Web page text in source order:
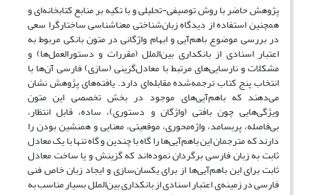
پژوهش حاضر با روش توصیفی-تحلیلی و با تکیه بر منابع کتابخانه‌ای و
همچنین استفاده از دیدگاه زبان‌شناختی معناشناسی ساختارگرا سعی
در بررسی موضوع باهم‌آیی و ابهام واژگانی در متون بانکی مربوط به
اعتبار اسنادی از بانکداری بین‌الملل (مقررات و دستورالعمل‌ها) و
مشکلات و نارسایی‌های مرتبط با معادل‌گزینی (سازی) فارسی آن‌ها با
انتخاب پنج کتاب ترجمه‌شده مقابله‌ای دارد. یافته‌های پژوهش نشان
می‌دهند که باهم‌آیی‌های موجود در بخش تخصصی این متون
ویژگی‌هایی چون بافتی (واژگان و دستوری)، ساده، قابل انتظار،
بی‌فاصله، پربسامد، واژه‌محوری، موقعیتی، معنایی و همنشین بودن را
دارند که مترجمان این باهم‌آیی‌ها را گاه با چندین و گاه تنها با یک معادل
ثابت به زبان فارسی برگردان نموده‌اند که گزینش و یا ساخت معادل
ثابت برای این باهم‌آیی‌ها از برای یکسان‌سازی و ایجاد زبان خاص فنی
فارسی در زمینه‌ی اعتبار اسنادی از بانکداری بین‌الملل بسیار مناسب به